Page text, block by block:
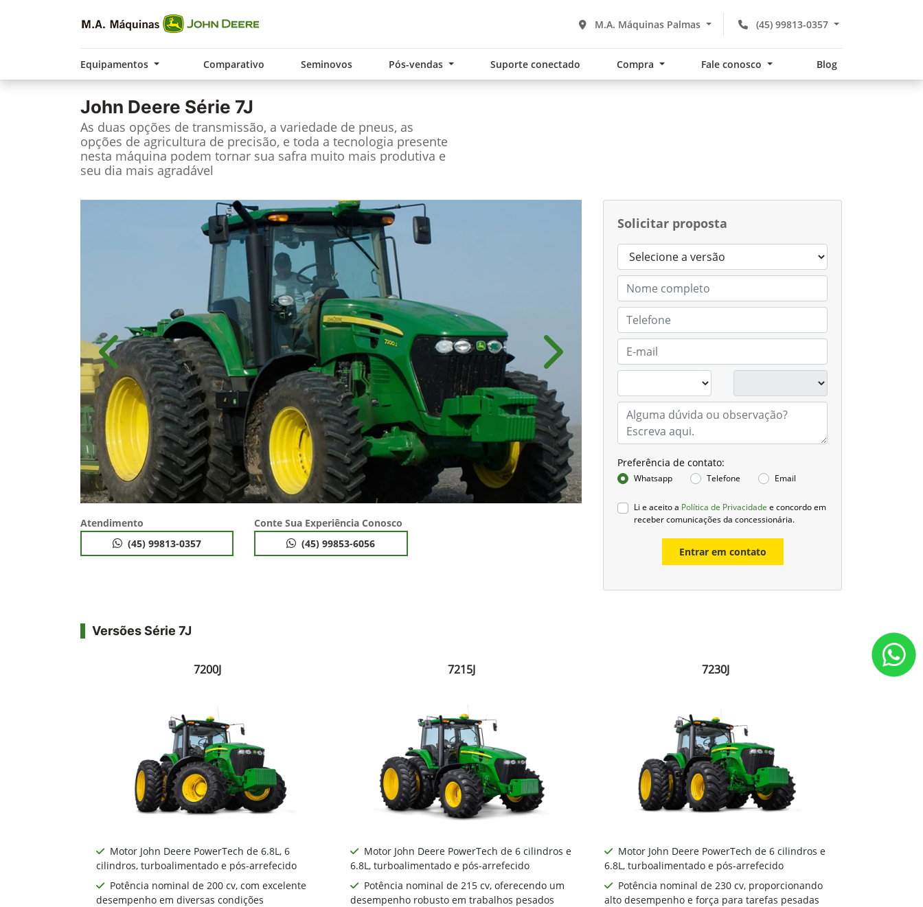
(45) 99813-0357
M.A. Máquinas Palmas
Equipamentos Comparativo Seminovos Pós-vendas Suporte conectado Compra Fale conosco Blog
John Deere Série 7J
As duas opções de transmissão, a variedade de pneus, as
opções de agricultura de precisão, e toda a tecnologia presente
nesta máquina podem tornar sua safra muito mais produtiva e
seu dia mais agradável
Solicitar proposta
Preferência de contato:
Whatsapp Telefone Email
Li e aceito a Política de Privacidade e concordo em
receber comunicações da concessionária.
Entrar em contato
Anterior Próximo
Atendimento
(45) 99813-0357
Conte Sua Experiência Conosco
(45) 99853-6056
Versões Série 7J
7200J
Motor John Deere PowerTech de 6.8L, 6
cilindros, turboalimentado e pós-arrefecido
Potência nominal de 200 cv, com excelente
desempenho em diversas condições
7215J
Motor John Deere PowerTech de 6 cilindros e
6.8L, turboalimentado e pós-arrefecido
Potência nominal de 215 cv, oferecendo um
desempenho robusto em trabalhos pesados
7230J
Motor John Deere PowerTech de 6 cilindros e
6.8L, turboalimentado e pós-arrefecido
Potência nominal de 230 cv, proporcionando
alto desempenho e força para tarefas pesadas